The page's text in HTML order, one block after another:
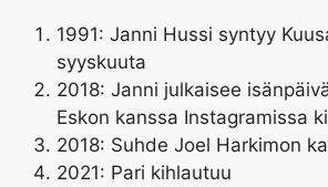
1991: Janni Hussi syntyy
syyskuuta
2018: Janni julkaisee
Eskon kanssa Instagramissa
2018: Suhde Joel Harkimon
2021: Pari kihlautuu